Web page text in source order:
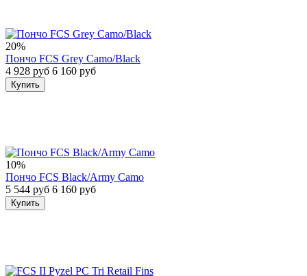
20%
Пончо FCS Grey Camo/Black
4 928 руб 6 160 руб
Купить
10%
Пончо FCS Black/Army Camo
5 544 руб 6 160 руб
Купить